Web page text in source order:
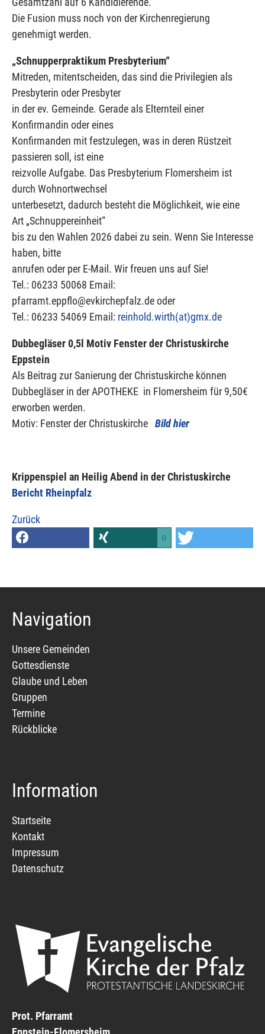
Die Fusion muss noch von der Kirchenregierung
genehmigt werden.
„Schnupperpraktikum Presbyterium“
Mitreden, mitentscheiden, das sind die Privilegien als
Presbyterin oder Presbyter
in der ev. Gemeinde. Gerade als Elternteil einer
Konfirmandin oder eines
Konfirmanden mit festzulegen, was in deren Rüstzeit
passieren soll, ist eine
reizvolle Aufgabe. Das Presbyterium Flomersheim ist
durch Wohnortwechsel
unterbesetzt, dadurch besteht die Möglichkeit, wie eine
Art „Schnuppereinheit“
bis zu den Wahlen 2026 dabei zu sein. Wenn Sie Interesse
haben, bitte
anrufen oder per E-Mail. Wir freuen uns auf Sie!
Tel.: 06233 50068 Email:
pfarramt.eppflo@evkirchepfalz.de oder
Tel.: 06233 54069 Email: reinhold.wirth(at)gmx.de
Dubbegläser 0,5l Motiv Fenster der Christuskirche
Eppstein
Als Beitrag zur Sanierung der Christuskirche können
Dubbegläser in der APOTHEKE in Flomersheim für 9,50€
erworben werden.
Motiv: Fenster der Christuskirche Bild hier
Krippenspiel an Heilig Abend in der Christuskirche
Bericht Rheinpfalz
Zurück
0
Navigation
Unsere Gemeinden
Gottesdienste
Glaube und Leben
Gruppen
Termine
Rückblicke
Information
Startseite
Kontakt
Impressum
Datenschutz
Prot. Pfarramt